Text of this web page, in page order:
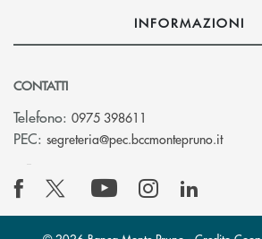
INFORMAZIONI
CONTATTI
Telefono: 0975 398611
PEC: segreteria@pec.bccmontepruno.it(si